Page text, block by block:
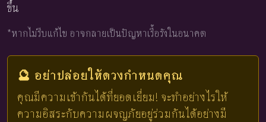
ขึ้น
*หากไม่รีบแก้ไข อาจกลายเป็นปัญหาเรื้อรังในอนาคต
🔮 อย่าปล่อยให้ดวงกำหนดคุณ
คุณมีความเข้ากันได้ที่ยอดเยี่ยม! จะทำอย่างไรให้
ความอิสระกับความผจญภัยอยู่ร่วมกันได้อย่างมี